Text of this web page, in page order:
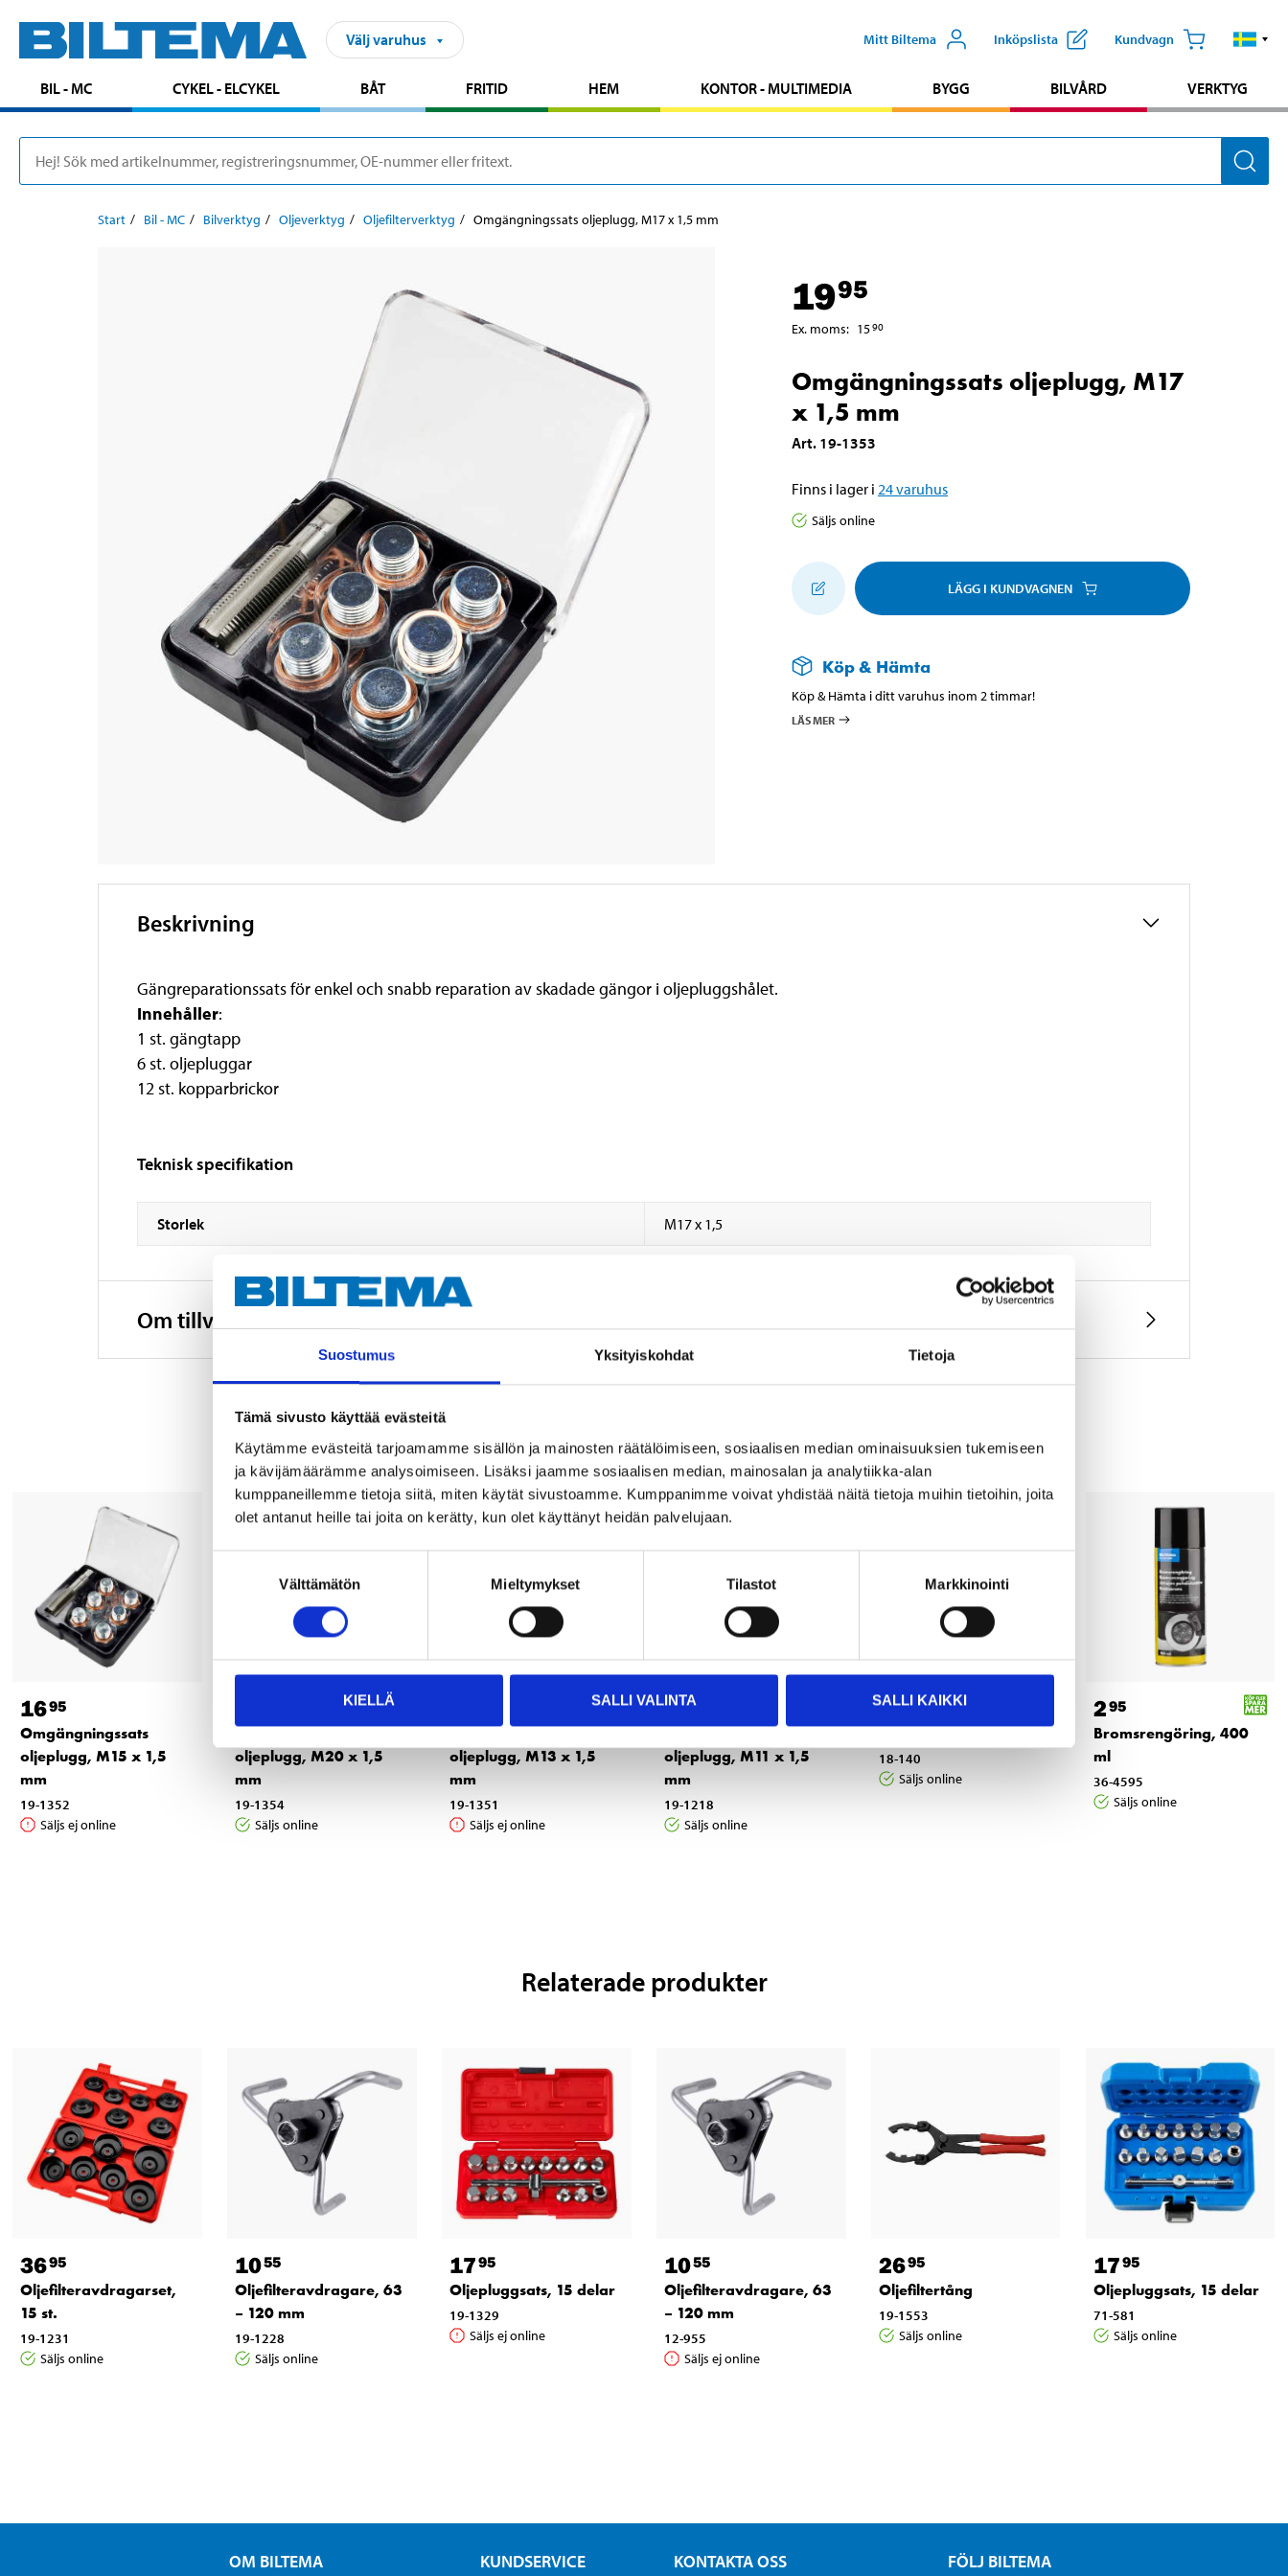
Suostumus Yksityiskohdat Tietoja
Tämä sivusto käyttää evästeitä
Käytämme evästeitä tarjoamamme sisällön ja mainosten räätälöimiseen, sosiaalisen median ominaisuuksien tukemiseen
ja kävijämäärämme analysoimiseen. Lisäksi jaamme sosiaalisen median, mainosalan ja analytiikka-alan
kumppaneillemme tietoja siitä, miten käytät sivustoamme. Kumppanimme voivat yhdistää näitä tietoja muihin tietoihin, joita
olet antanut heille tai joita on kerätty, kun olet käyttänyt heidän palvelujaan.
Välttämätön Mieltymykset Tilastot Markkinointi
KIELLÄ SALLI VALINTA SALLI KAIKKI
Välj varuhus Mitt Biltema Inköpslista Kundvagn
BIL - MC CYKEL - ELCYKEL BÅT FRITID HEM KONTOR - MULTIMEDIA BYGG BILVÅRD VERKTYG
Start Bil - MC Bilverktyg Oljeverktyg Oljefilterverktyg Omgängningssats oljeplugg, M17 x 1,5 mm
1995
Ex. moms: 1590
Omgängningssats oljeplugg, M17
x 1,5 mm
Art. 19-1353
Finns i lager i 24varuhus
Säljs online
LÄGG I KUNDVAGNEN
Köp & Hämta
Köp & Hämta i ditt varuhus inom 2 timmar!
LÄS MER
Beskrivning
Gängreparationssats för enkel och snabb reparation av skadade gängor i oljepluggshålet.
Innehåller:
1 st. gängtapp
6 st. oljepluggar
12 st. kopparbrickor
Teknisk specifikation
Storlek M17 x 1,5
Om tillverkaren
1695
Omgängningssats
oljeplugg, M15 x 1,5
mm
19-1352
Säljs ej online
Omgängningssats
oljeplugg, M20 x 1,5
mm
19-1354
Säljs online
Omgängningssats
oljeplugg, M13 x 1,5
mm
19-1351
Säljs ej online
1595
Omgängningssats
oljeplugg, M11 x 1,5
mm
19-1218
Säljs online
695
Svängjärn
18-140
Säljs online
295
Bromsrengöring, 400
ml
36-4595
Säljs online
Relaterade produkter
3695
Oljefilteravdragarset,
15 st.
19-1231
Säljs online
1055
Oljefilteravdragare, 63
– 120 mm
19-1228
Säljs online
1795
Oljepluggsats, 15 delar
19-1329
Säljs ej online
1055
Oljefilteravdragare, 63
– 120 mm
12-955
Säljs ej online
2695
Oljefiltertång
19-1553
Säljs online
1795
Oljepluggsats, 15 delar
71-581
Säljs online
OM BILTEMA KUNDSERVICE KONTAKTA OSS FÖLJ BILTEMA